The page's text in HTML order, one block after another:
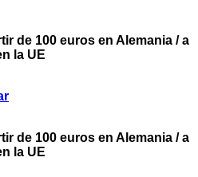
de 100 euros en Alemania / a
la UE
de 100 euros en Alemania / a
la UE